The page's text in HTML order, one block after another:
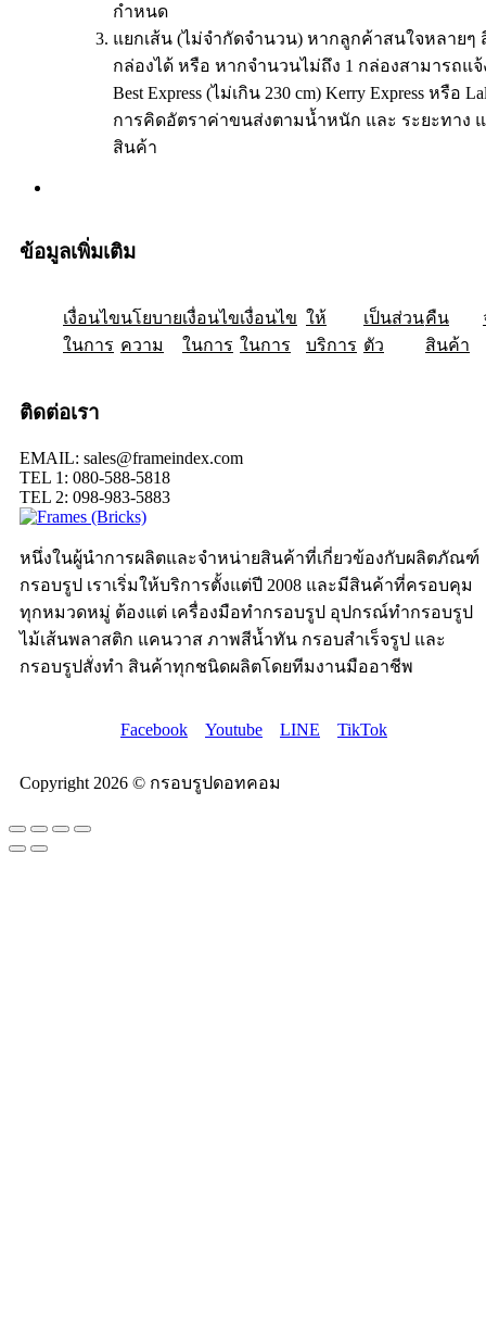
กำหนด
แยกเส้น (ไม่จำกัดจำนวน) หากลูกค้าสนใจหลายๆ
กล่องได้ หรือ หากจำนวนไม่ถึง 1 กล่องสามารถแ
Best Express (ไม่เกิน 230 cm) Kerry Express หรื
การคิดอัตราค่าขนส่งตามน้ำหนัก และ ระยะทาง
สินค้า
หนึ่งในผู้นำการผลิตและจำหน่ายสินค้าที่เกี่ยวข้องกับผลิตภัณฑ์
กรอบรูป เราเริ่มให้บริการตั้งแต่ปี 2008 และมีสินค้าที่ครอบคุม
ทุกหมวดหมู่ ต้องแต่ เครื่องมือทำกรอบรูป อุปกรณ์ทำกรอบรูป
ไม้เส้นพลาสติก แคนวาส ภาพสีน้ำทัน กรอบสำเร็จรูป และ
กรอบรูปสั่งทำ สินค้าทุกชนิดผลิตโดยทีมงานมืออาชีพ
Facebook Youtube LINE TikTok
Copyright 2026 © กรอบรูปดอทคอม
ข้อมูลเพิ่มเติม
เงื่อนไข
ในการ
ให้
บริการ
นโยบาย
ความ
เป็นส่วน
ตัว
เงื่อนไข
ในการ
คืน
สินค้า
เงื่อนไข
ในการ
ติดต่อเรา
EMAIL: sales@frameindex.com
TEL 1: 080-588-5818
TEL 2: 098-983-5883